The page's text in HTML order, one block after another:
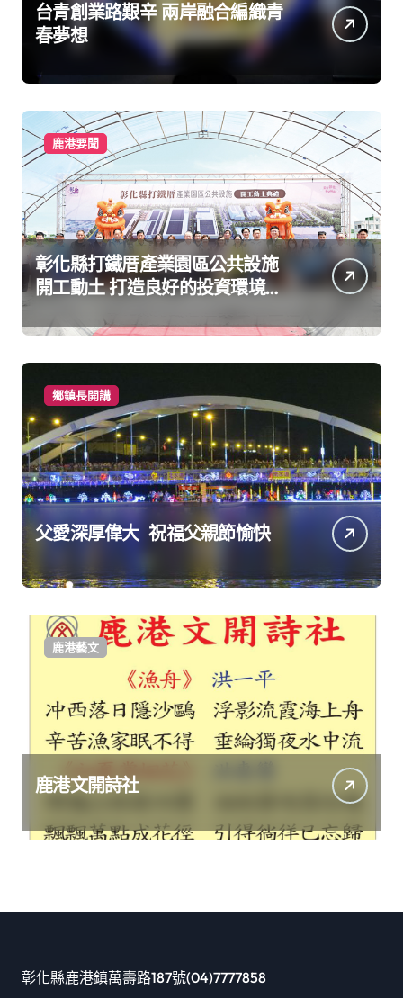
台青創業路艱辛 兩岸融合編織青
春夢想
鹿港要聞
彰化縣打鐵厝產業園區公共設施
開工動土 打造良好的投資環境讓
鄉鎮長開講
父愛深厚偉大 祝福父親節愉快
鹿港藝文
鹿港文開詩社
彰化縣鹿港鎮萬壽路187號(04)7777858